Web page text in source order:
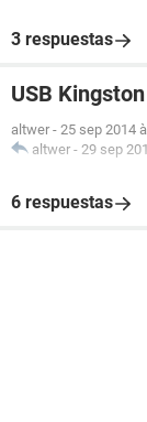
3 respuestas
USB
altwer - 25 sep 2014
altwer - 29 sep
6 respuestas